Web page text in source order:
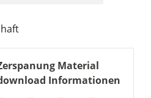
Material
Informationen